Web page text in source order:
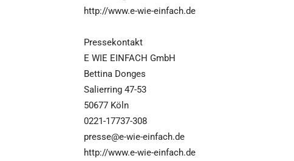
http://www.e-wie-einfach.de
Pressekontakt
E WIE EINFACH GmbH
Bettina Donges
Salierring 47-53
50677 Köln
0221-17737-308
presse@e-wie-einfach.de
http://www.e-wie-einfach.de